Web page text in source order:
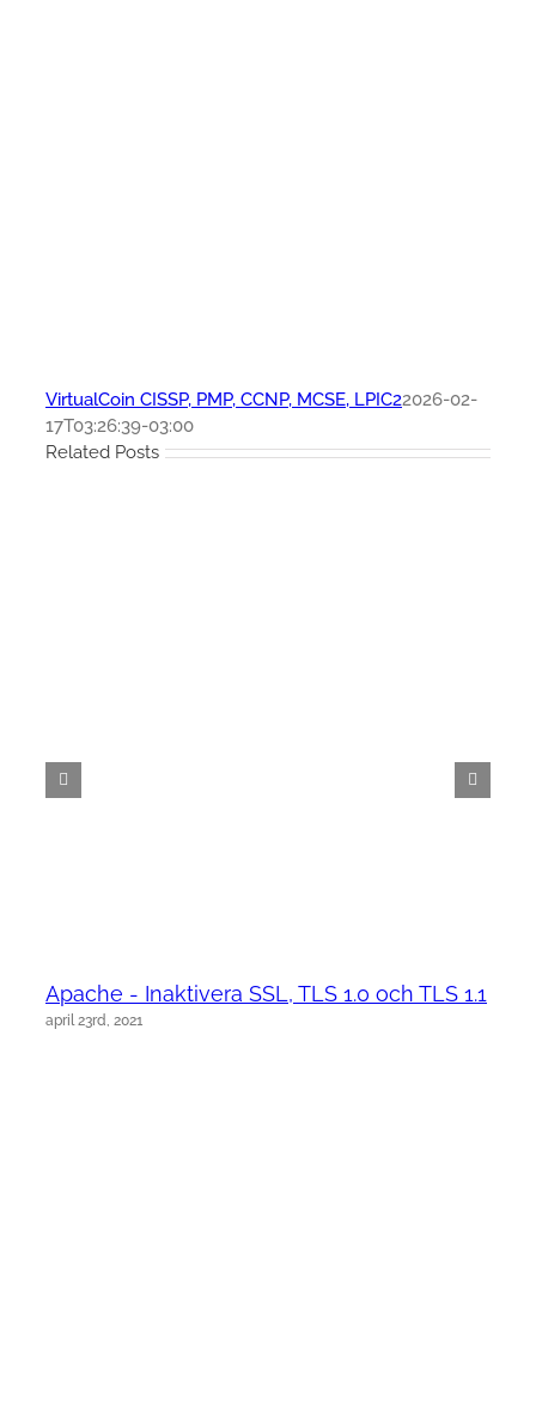
VirtualCoin CISSP, PMP, CCNP, MCSE, LPIC22026-02-
17T03:26:39-03:00
Related Posts
Apache - Inaktivera SSL, TLS 1.0 och TLS 1.1
april 23rd, 2021